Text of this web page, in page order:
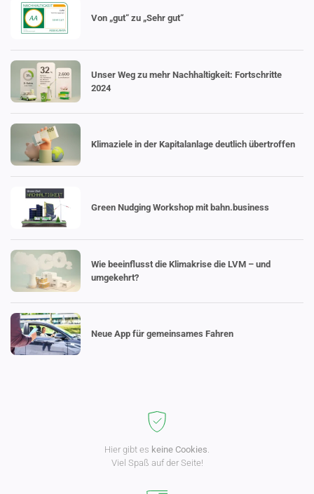
Von „gut“ zu „Sehr gut“
Unser Weg zu mehr Nachhal­tigkeit: Fortschritte
2024
Klima­ziele in der Kapital­anlage deutlich übertroffen
Green Nudging Workshop mit bahn.business
Wie beein­flusst die Klima­krise die LVM – und
umgekehrt?
Neue App für gemein­sames Fahren
Hier gibt es keine Cookies
Viel Spaß auf der Seite!